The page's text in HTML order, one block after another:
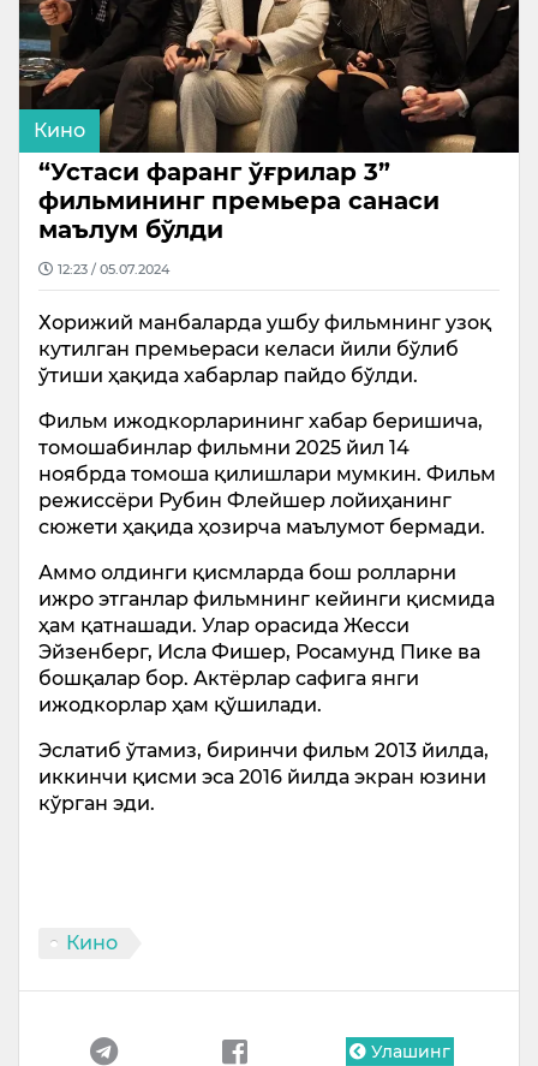
Кино
“Устаси фаранг ўғрилар 3”
фильмининг премьера санаси
маълум бўлди
12:23 / 05.07.2024
Хорижий манбаларда ушбу фильмнинг узоқ
кутилган премьераси келаси йили бўлиб
ўтиши ҳақида хабарлар пайдо бўлди.
Фильм ижодкорларининг хабар беришича,
томошабинлар фильмни 2025 йил 14
ноябрда томоша қилишлари мумкин. Фильм
режиссёри Рубин Флейшер лойиҳанинг
сюжети ҳақида ҳозирча маълумот бермади.
Аммо олдинги қисмларда бош ролларни
ижро этганлар фильмнинг кейинги қисмида
ҳам қатнашади. Улар орасида Жесси
Эйзенберг, Исла Фишер, Росамунд Пике ва
бошқалар бор. Актёрлар сафига янги
ижодкорлар ҳам қўшилади.
Эслатиб ўтамиз, биринчи фильм 2013 йилда,
иккинчи қисми эса 2016 йилда экран юзини
кўрган эди.
Кино
Улашинг